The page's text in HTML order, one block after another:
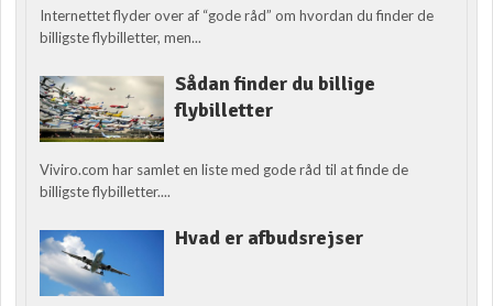
Internettet flyder over af “gode råd” om hvordan du finder de
billigste flybilletter, men...
Sådan finder du billige
flybilletter
Viviro.com har samlet en liste med gode råd til at finde de
billigste flybilletter....
Hvad er afbudsrejser